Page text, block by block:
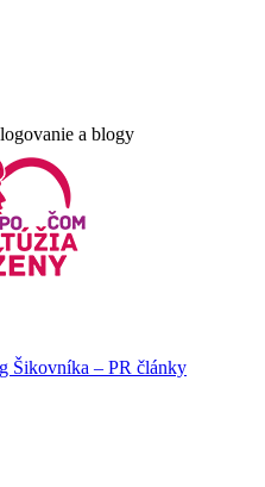
a blogy
Šikovníka – PR články